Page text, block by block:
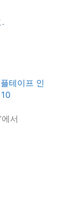
테이프 인
서